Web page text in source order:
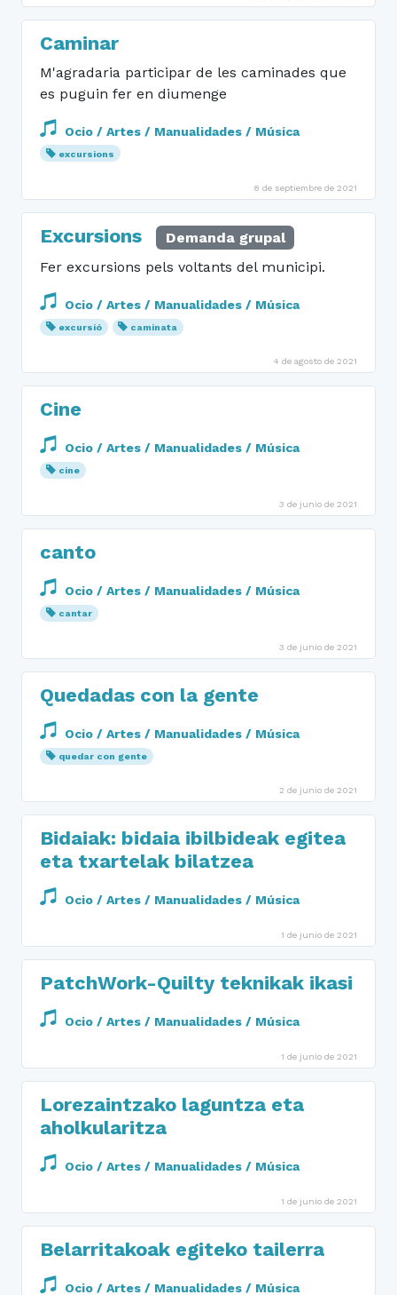
Caminar
M'agradaria participar de les caminades que
es puguin fer en diumenge
Ocio / Artes / Manualidades / Música
excursions
8 de septiembre de 2021
Excursions
Demanda grupal
Fer excursions pels voltants del municipi.
Ocio / Artes / Manualidades / Música
excursió caminata
4 de agosto de 2021
Cine
Ocio / Artes / Manualidades / Música
cine
3 de junio de 2021
canto
Ocio / Artes / Manualidades / Música
cantar
3 de junio de 2021
Quedadas con la gente
Ocio / Artes / Manualidades / Música
quedar con gente
2 de junio de 2021
Bidaiak: bidaia ibilbideak egitea
eta txartelak bilatzea
Ocio / Artes / Manualidades / Música
1 de junio de 2021
PatchWork-Quilty teknikak ikasi
Ocio / Artes / Manualidades / Música
1 de junio de 2021
Lorezaintzako laguntza eta
aholkularitza
Ocio / Artes / Manualidades / Música
1 de junio de 2021
Belarritakoak egiteko tailerra
Ocio / Artes / Manualidades / Música